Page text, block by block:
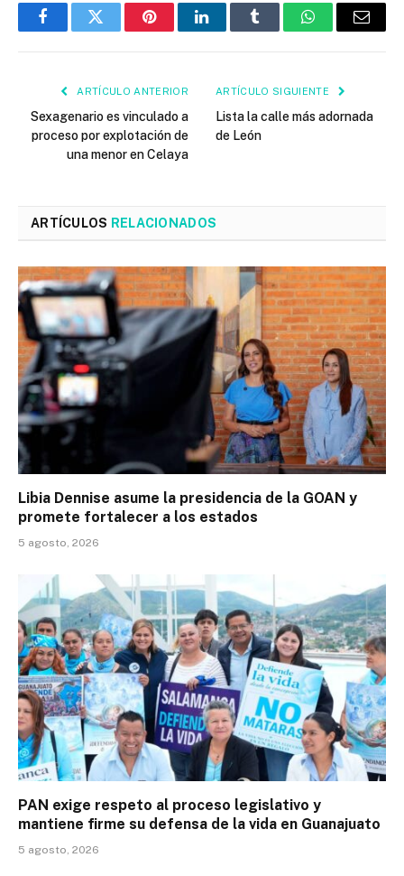
FacebookTwitter PinterestLinkedInTumblr WhatsAppEmail
ARTÍCULO ANTERIOR
Sexagenario es vinculado a
proceso por explotación de
una menor en Celaya
ARTÍCULO SIGUIENTE
Lista la calle más adornada
de León
ARTÍCULOS RELACIONADOS
Libia Dennise asume la presidencia de la GOAN y
promete fortalecer a los estados
5 agosto, 2026
PAN exige respeto al proceso legislativo y
mantiene firme su defensa de la vida en Guanajuato
5 agosto, 2026